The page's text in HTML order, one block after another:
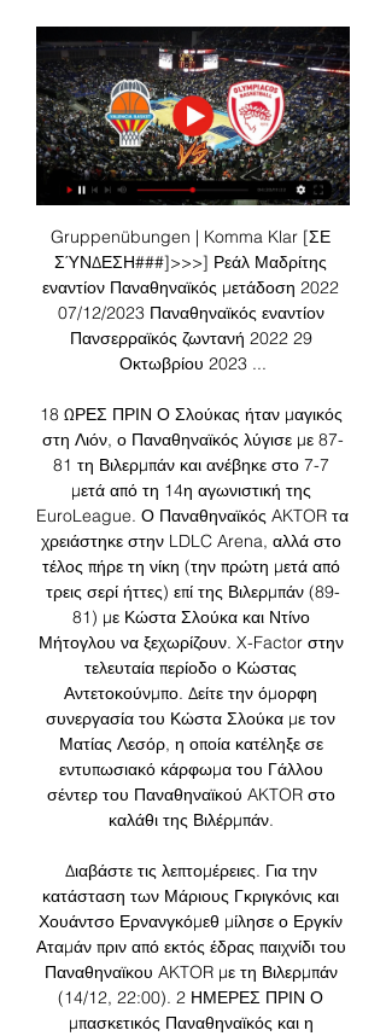
Gruppenübungen | Komma Klar [ΣΕ
ΣΎΝΔΕΣΗ###]>>>] Ρεάλ Μαδρίτης
εναντίον Παναθηναϊκός μετάδοση 2022
07/12/2023 Παναθηναϊκός εναντίον
Πανσερραϊκός ζωντανή 2022 29
Οκτωβρίου 2023 ...
18 ΩΡΕΣ ΠΡΙΝ Ο Σλούκας ήταν μαγικός
στη Λιόν, ο Παναθηναϊκός λύγισε με 87-
81 τη Βιλερμπάν και ανέβηκε στο 7-7
μετά από τη 14η αγωνιστική της
EuroLeague. Ο Παναθηναϊκός AKTOR τα
χρειάστηκε στην LDLC Arena, αλλά στο
τέλος πήρε τη νίκη (την πρώτη μετά από
τρεις σερί ήττες) επί της Βιλερμπάν (89-
81) με Κώστα Σλούκα και Ντίνο
Μήτογλου να ξεχωρίζουν. X-Factor στην
τελευταία περίοδο ο Κώστας
Αντετοκούνμπο. Δείτε την όμορφη
συνεργασία του Κώστα Σλούκα με τον
Ματίας Λεσόρ, η οποία κατέληξε σε
εντυπωσιακό κάρφωμα του Γάλλου
σέντερ του Παναθηναϊκού AKTOR στο
καλάθι της Βιλέρμπάν.
Διαβάστε τις λεπτομέρειες. Για την
κατάσταση των Μάριους Γκριγκόνις και
Χουάντσο Ερνανγκόμεθ μίλησε ο Εργκίν
Αταμάν πριν από εκτός έδρας παιχνίδι του
Παναθηναϊκου AKTOR με τη Βιλερμπάν
(14/12, 22:00). 2 ΗΜΕΡΕΣ ΠΡΙΝ Ο
μπασκετικός Παναθηναϊκός και η